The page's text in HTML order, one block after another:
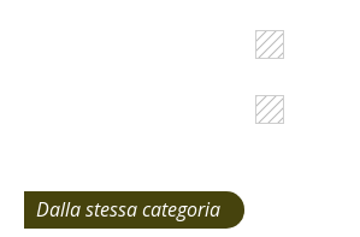
Dalla stessa categoria